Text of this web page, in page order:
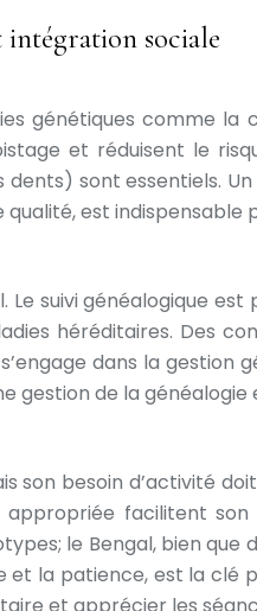
intégration sociale
génétiques comme
et réduisent le
sont essentiels.
est
Le suivi généalogique
héréditaires. Des
dans la
gestion de la
son besoin d’activité
facilitent
le Bengal, bien que
la patience, est la